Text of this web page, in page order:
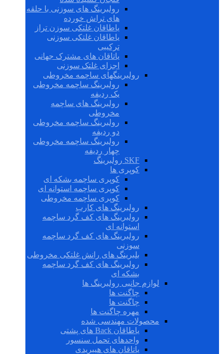
رولبرینگ های سوزنی با حلقه
های تراش خورده
یاطاقان غلتکی سوزن تراز
یاطاقان غلتکی سوزنی
ترکیبی
یاتاقان های مشترک جهانی
اجزای غلتک سوزنی
رولبرینگهای ساچمه مخروطی
رولبرینگ ساچمه مخروطی
یک ردیفه
رولبرینگ های ساچمه
مخروطی
رولبرینگ ساچمه مخروطی
دو ردیفه
رولبرینگ ساچمه مخروطی
چهار ردیفه
SKF رولبرینگ
کوپری ها
کوپری ساچمه بشکه ای
کوپری ساچمه استوانه ای
کوپری ساچمه مخروطی
رولبرینگ های کارب
رولبرینگ های کف گرد ساچمه
استوانه ای
رولبرینگ های کف گرد ساچمه
سوزنی
بلبرینگ های رانش غلتکی مخروطی
رولبرینگ های کف گرد ساچمه
بشکه ای
لوازم جانبی رولبرینگ ها
چاگنت ها
چاگنت ها
مهره چاگنت ها
محصولات مهندسی شده
یاطاقان Back های پشتی
واحدهای تحمل سنسور
یاتاقان های هیبریدی